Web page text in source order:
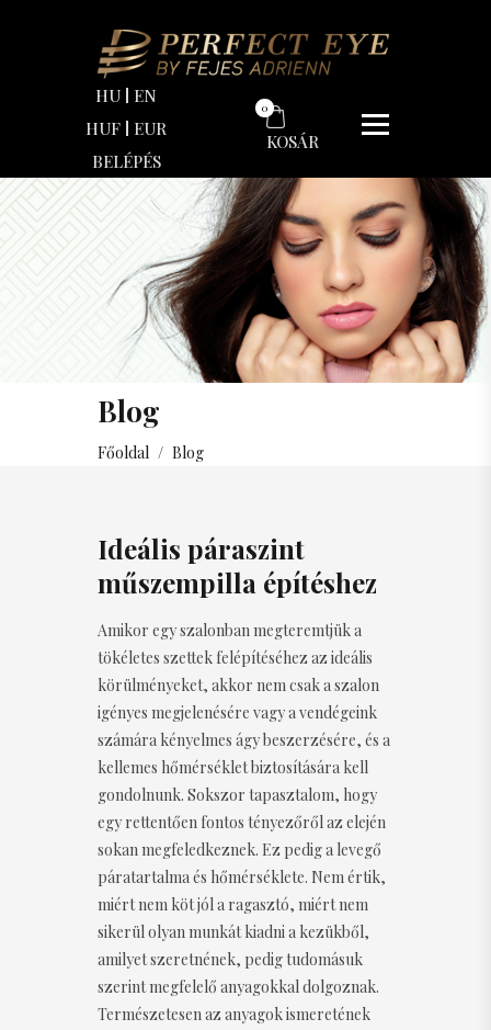
HU
EN
HUF
EUR
BELÉPÉS
0
KOSÁR
Blog
Főoldal / Blog
Ideális páraszint
műszempilla építéshez
Amikor egy szalonban megteremtjük a
tökéletes szettek felépítéséhez az ideális
körülményeket, akkor nem csak a szalon
igényes megjelenésére vagy a vendégeink
számára kényelmes ágy beszerzésére, és a
kellemes hőmérséklet biztosítására kell
gondolnunk. Sokszor tapasztalom, hogy
egy rettentően fontos tényezőről az elején
sokan megfeledkeznek. Ez pedig a levegő
páratartalma és hőmérséklete. Nem értik,
miért nem köt jól a ragasztó, miért nem
sikerül olyan munkát kiadni a kezükből,
amilyet szeretnének, pedig tudomásuk
szerint megfelelő anyagokkal dolgoznak.
Természetesen az anyagok ismeretének